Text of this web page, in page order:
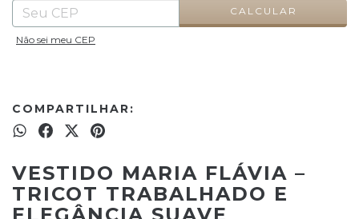
CALCULAR
Não sei meu CEP
COMPARTILHAR:
VESTIDO MARIA FLÁVIA –
TRICOT TRABALHADO E
ELEGÂNCIA SUAVE